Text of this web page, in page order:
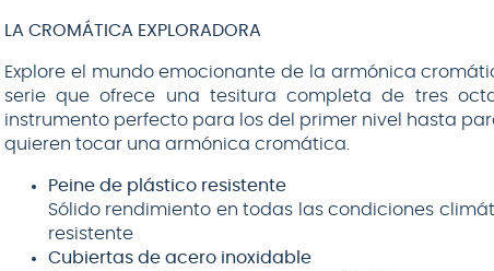
LA CROMÁTICA EXPLORADORA
Explore el mundo emocionante de la armónica
serie que ofrece una tesitura completa de tres
instrumento perfecto para los del primer nivel hasta
quieren tocar una armónica cromática.
Peine de plástico resistente
Sólido rendimiento en todas las condiciones
resistente
Cubiertas de acero inoxidable